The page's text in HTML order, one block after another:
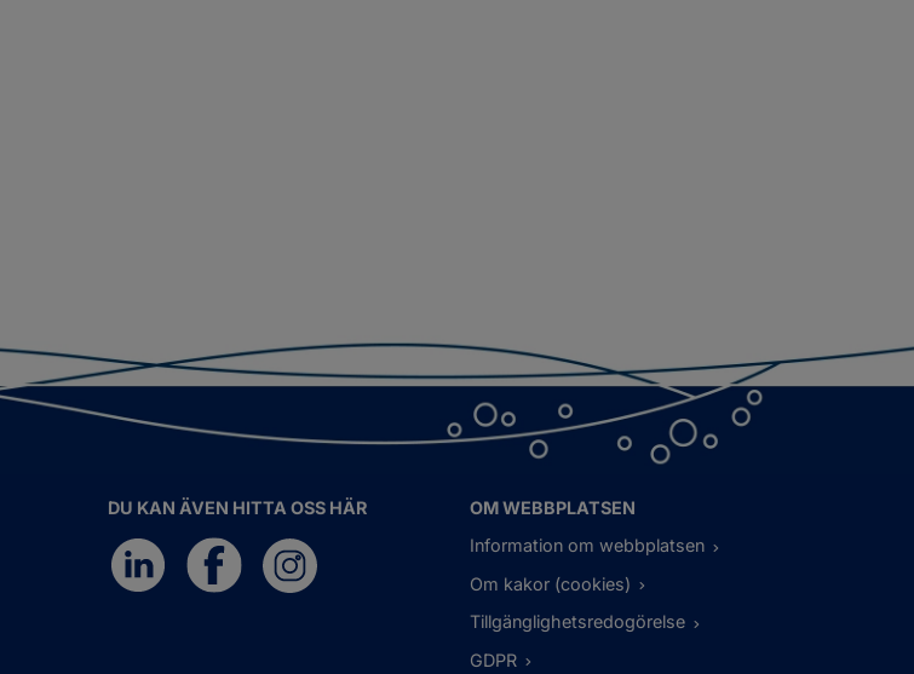
DU KAN ÄVEN HITTA OSS HÄR
OM WEBBPLATSEN
Information om webbplatsen
Om kakor (cookies)
Tillgänglighetsredogörelse
GDPR